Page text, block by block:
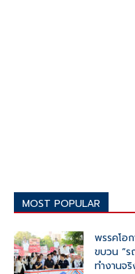
MOST POPULAR
พรรคโอ
ขบวน “ร
ทำงานจริ